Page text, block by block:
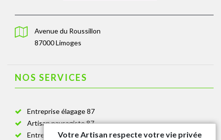
Avenue du Roussillon
87000 Limoges
NOS SERVICES
Entreprise élagage 87
Artisan paysagiste 87
Entreprise de jardinage 87
Votre Artisan respecte votre vie privée